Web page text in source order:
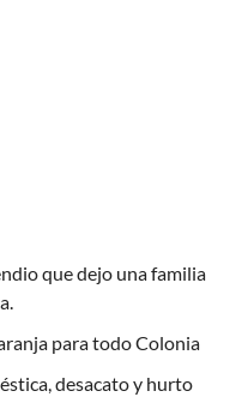
que dejo una familia
para todo Colonia
desacato y hurto